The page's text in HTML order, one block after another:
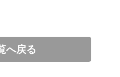
へ戻る